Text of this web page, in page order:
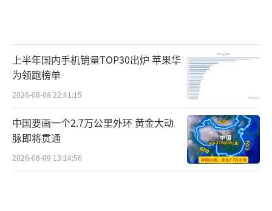
上半年国内手机销量TOP30出炉 苹果华
为领跑榜单
2026-08-08 22:41:15
中国要画一个2.7万公里外环 黄金大动
脉即将贯通
2026-08-09 13:14:56